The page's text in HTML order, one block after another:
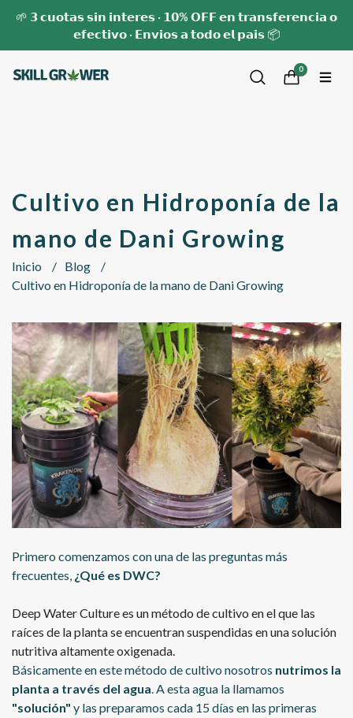
🌱 𝟯 𝗰𝘂𝗼𝘁𝗮𝘀 𝘀𝗶𝗻 𝗶𝗻𝘁𝗲𝗿𝗲𝘀 · 𝟭𝟬% 𝗢𝗙𝗙 𝗲𝗻 𝘁𝗿𝗮𝗻𝘀𝗳𝗲𝗿𝗲𝗻𝗰𝗶𝗮 𝗼
𝗲𝗳𝗲𝗰𝘁𝗶𝘃𝗼 · 𝗘𝗻𝘃𝗶𝗼𝘀 𝗮 𝘁𝗼𝗱𝗼 𝗲𝗹 𝗽𝗮𝗶𝘀 📦
0
Cultivo en Hidroponía de la
mano de Dani Growing
Inicio
Blog
Cultivo en Hidroponía de la mano de Dani Growing
Primero comenzamos con una de las preguntas más
frecuentes, ¿Qué es DWC?
Deep Water Culture es un método de cultivo en el que las
raíces de la planta se encuentran suspendidas en una solución
nutritiva altamente oxigenada.
Básicamente en este método de cultivo nosotros nutrimos la
planta a través del agua. A esta agua la llamamos
"solución" y las preparamos cada 15 días en las primeras